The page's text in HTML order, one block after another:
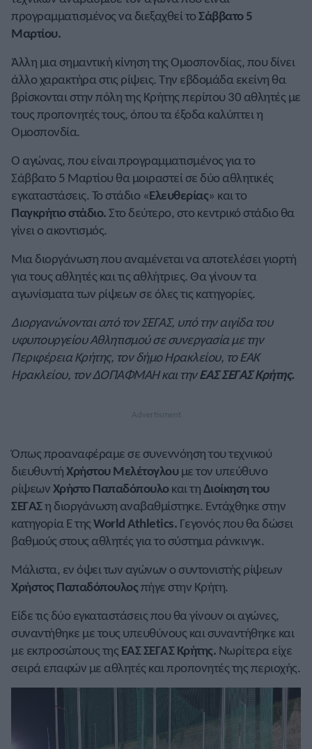
προγραμματισμένος να διεξαχθεί τοΣάββατο 5
Μαρτίου.
Άλλη μια σημαντική κίνηση της Ομοσπονδίας, που δίνει
άλλο χαρακτήρα στις ρίψεις. Την εβδομάδα εκείνη θα
βρίσκονται στην πόλη της Κρήτης περίπου 30 αθλητές με
τους προπονητές τους, όπου τα έξοδα καλύπτει η
Ομοσπονδία.
Ο αγώνας, που είναι προγραμματισμένος για το
Σάββατο 5 Μαρτίου θα μοιραστεί σε δύο αθλητικές
εγκαταστάσεις. Το στάδιο «Ελευθερίας» και το
Παγκρήτιο στάδιο.Στο δεύτερο, στο κεντρικό στάδιο θα
γίνει ο ακοντισμός.
Μια διοργάνωση που αναμένεται να αποτελέσει γιορτή
για τους αθλητές και τις αθλήτριες. Θα γίνουν τα
αγωνίσματα των ρίψεων σε όλες τις κατηγορίες.
Διοργανώνονται από τον ΣΕΓΑΣ, υπό την αιγίδα του
υφυπουργείου Αθλητισμού σε συνεργασία με την
Περιφέρεια Κρήτης, τον δήμο Ηρακλείου, το ΕΑΚ
Ηρακλείου, τον ΔΟΠΑΦΜΑΗ και τηνΕΑΣ ΣΕΓΑΣ Κρήτης.
Όπως προαναφέραμε σε συνεννόηση του τεχνικού
διευθυντήΧρήστου Μελέτογλουμε τον υπεύθυνο
ρίψεωνΧρήστο Παπαδόπουλοκαι τηΔιοίκηση του
ΣΕΓΑΣη διοργάνωση αναβαθμίστηκε. Εντάχθηκε στην
κατηγορία Ε τηςWorld Athletics. Γεγονός που θα δώσει
βαθμούς στους αθλητές για το σύστημα ράνκινγκ.
Μάλιστα, εν όψει των αγώνων ο συντονιστής ρίψεων
Χρήστος Παπαδόπουλοςπήγε στην Κρήτη.
Είδε τις δύο εγκαταστάσεις που θα γίνουν οι αγώνες,
συναντήθηκε με τους υπευθύνους και συναντήθηκε και
με εκπροσώπους της ΕΑΣ ΣΕΓΑΣ Κρήτης. Νωρίτερα είχε
σειρά επαφών με αθλητές και προπονητές της περιοχής.